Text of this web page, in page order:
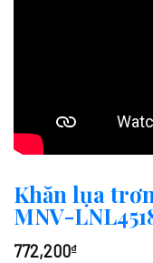
Khăn lụa
MNV-
772,200₫